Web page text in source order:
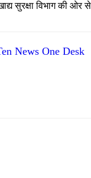
सुरक्षा विभाग की ओर
News One Desk